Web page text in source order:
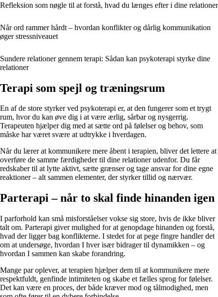
Refleksion som nøgle til at forstå, hvad du længes efter i dine relationer
Når ord rammer hårdt – hvordan konflikter og dårlig kommunikation
øger stressniveauet
Sundere relationer gennem terapi: Sådan kan psykoterapi styrke dine
relationer
Terapi som spejl og træningsrum
En af de store styrker ved psykoterapi er, at den fungerer som et trygt
rum, hvor du kan øve dig i at være ærlig, sårbar og nysgerrig.
Terapeuten hjælper dig med at sætte ord på følelser og behov, som
måske har været svære at udtrykke i hverdagen.
Når du lærer at kommunikere mere åbent i terapien, bliver det lettere at
overføre de samme færdigheder til dine relationer udenfor. Du får
redskaber til at lytte aktivt, sætte grænser og tage ansvar for dine egne
reaktioner – alt sammen elementer, der styrker tillid og nærvær.
Parterapi – når to skal finde hinanden igen
I parforhold kan små misforståelser vokse sig store, hvis de ikke bliver
talt om. Parterapi giver mulighed for at genopdage hinanden og forstå,
hvad der ligger bag konflikterne. I stedet for at pege fingre handler det
om at undersøge, hvordan I hver især bidrager til dynamikken – og
hvordan I sammen kan skabe forandring.
Mange par oplever, at terapien hjælper dem til at kommunikere mere
respektfuldt, genfinde intimiteten og skabe et fælles sprog for følelser.
Det kan være en proces, der både kræver mod og tålmodighed, men